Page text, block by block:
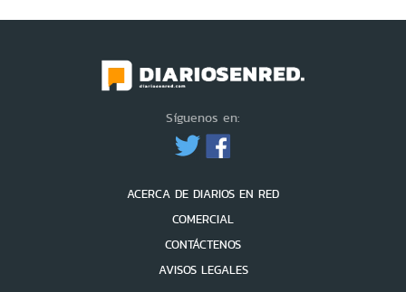
Síguenos en:
ACERCA DE DIARIOS EN RED
COMERCIAL
CONTÁCTENOS
AVISOS LEGALES